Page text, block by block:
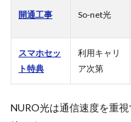
比較
料金
はプ
って
おす
開通工事 So-net光
スマホセッ
ト特典
利用キャリ
ア次第
NURO光は通信速度を重